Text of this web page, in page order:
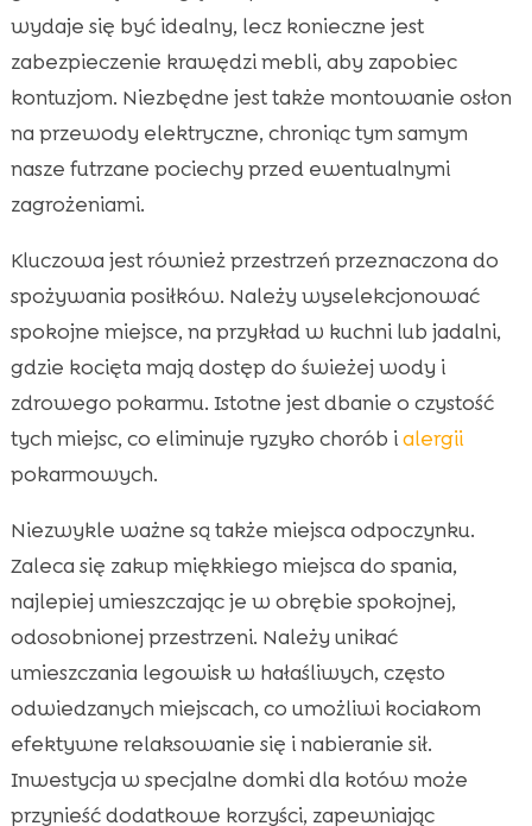
wydaje się być idealny, lecz konieczne jest
zabezpieczenie krawędzi mebli, aby zapobiec
kontuzjom. Niezbędne jest także montowanie osłon
na przewody elektryczne, chroniąc tym samym
nasze futrzane pociechy przed ewentualnymi
zagrożeniami.
Kluczowa jest również przestrzeń przeznaczona do
spożywania posiłków. Należy wyselekcjonować
spokojne miejsce, na przykład w kuchni lub jadalni,
gdzie kocięta mają dostęp do świeżej wody i
zdrowego pokarmu. Istotne jest dbanie o czystość
tych miejsc, co eliminuje ryzyko chorób ialergii
pokarmowych.
Niezwykle ważne są także miejsca odpoczynku.
Zaleca się zakup miękkiego miejsca do spania,
najlepiej umieszczając je w obrębie spokojnej,
odosobnionej przestrzeni. Należy unikać
umieszczania legowisk w hałaśliwych, często
odwiedzanych miejscach, co umożliwi kociakom
efektywne relaksowanie się i nabieranie sił.
Inwestycja w specjalne domki dla kotów może
przynieść dodatkowe korzyści, zapewniając